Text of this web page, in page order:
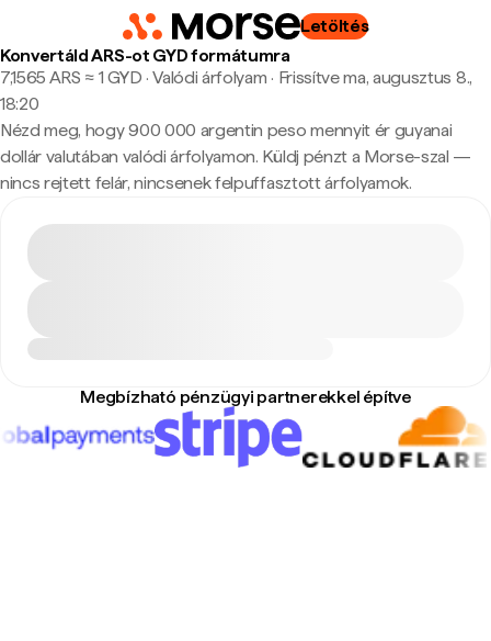
Letöltés
Konvertáld ARS-ot GYD formátumra
7,1565 ARS ≈ 1 GYD · Valódi árfolyam · Frissítve ma, augusztus 8.,
18:20
Nézd meg, hogy 900 000 argentin peso mennyit ér guyanai
dollár valutában valódi árfolyamon. Küldj pénzt a Morse-szal —
nincs rejtett felár, nincsenek felpuffasztott árfolyamok.
Megbízható pénzügyi partnerekkel építve